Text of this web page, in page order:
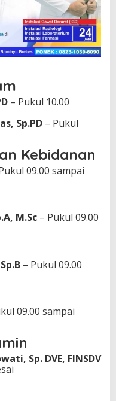
– Pukul 10.00
Sp.PD – Pukul
Kebidanan
09.00 sampai
M.Sc – Pukul 09.00
– Pukul 09.00
09.00 sampai
Sp. DVE, FINSDV